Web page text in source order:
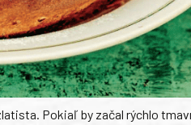
Pokiaľ by začal rýchlo